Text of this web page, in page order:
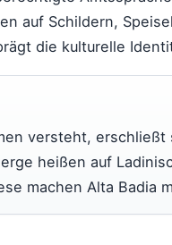
auf Schildern,
die kulturelle
versteht,
heißen auf
machen Alta Badia